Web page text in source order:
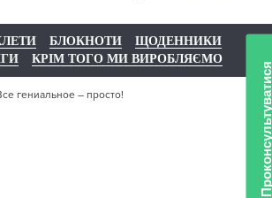
БЛОКНОТИ
ЩОДЕННИКИ
КРІМ ТОГО МИ ВИРОБЛЯЄМО
гениальное – просто!